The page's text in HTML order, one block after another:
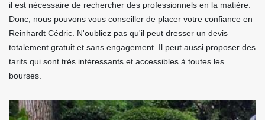
il est nécessaire de rechercher des professionnels en la matière.
Donc, nous pouvons vous conseiller de placer votre confiance en
Reinhardt Cédric. N'oubliez pas qu'il peut dresser un devis
totalement gratuit et sans engagement. Il peut aussi proposer des
tarifs qui sont très intéressants et accessibles à toutes les
bourses.